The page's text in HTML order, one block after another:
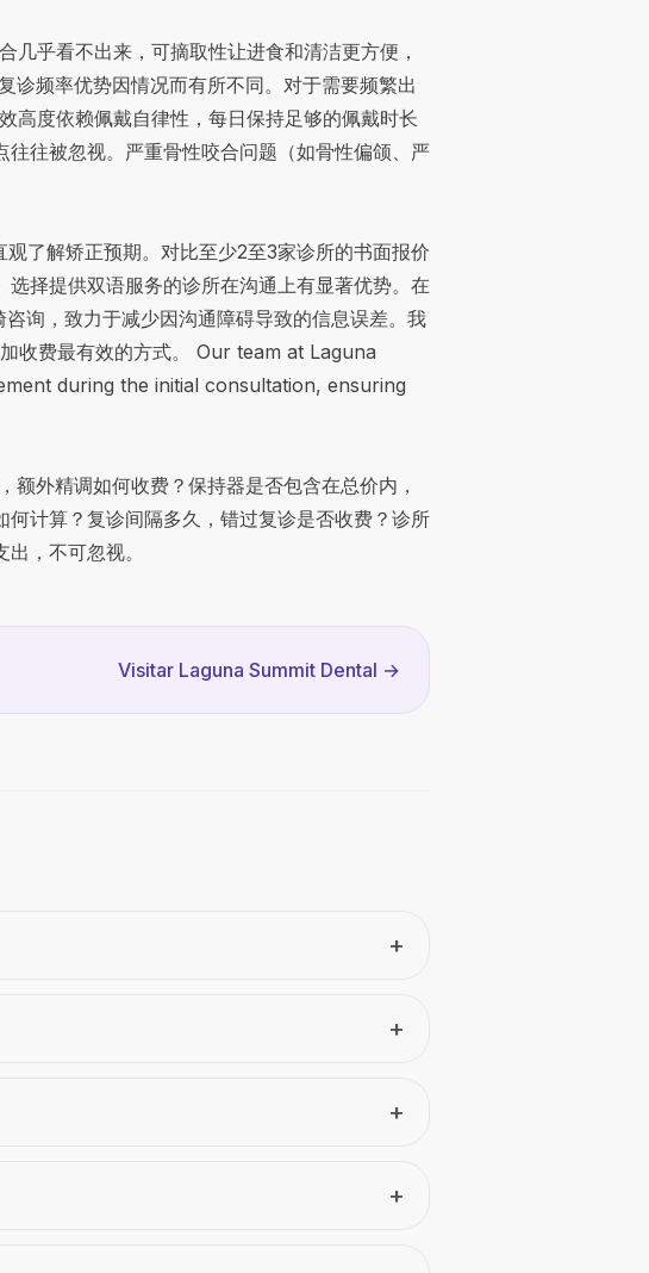
乎看不出来，可摘取性让进食和清洁更方便，
诊频率优势因情况而有所不同。对于需要频繁出
高度依赖佩戴自律性，每日保持足够的佩戴时长
往被忽视。严重骨性咬合问题（如骨性偏颌、严
了解矫正预期。对比至少2至3家诊所的书面报价
择提供双语服务的诊所在沟通上有显著优势。在
询，致力于减少因沟通障碍导致的信息误差。我
收费最有效的方式。 Our team at Laguna
during the initial consultation, ensuring
外精调如何收费？保持器是否包含在总价内，
计算？复诊间隔多久，错过复诊是否收费？诊所
，不可忽视。
Visitar Laguna Summit Dental →
+
+
+
+